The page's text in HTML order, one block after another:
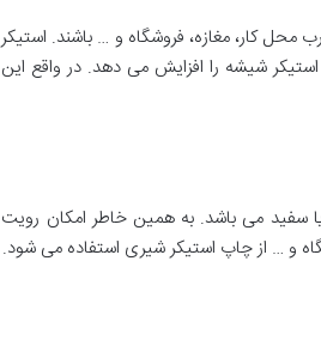
کار، مغازه، فروشگاه و … باشند. استیکر
شیشه را افزایش می دهد. در واقع این
سفید می باشد. به همین خاطر امکان رویت
و … از چاپ استیکر شیری استفاده می شود.